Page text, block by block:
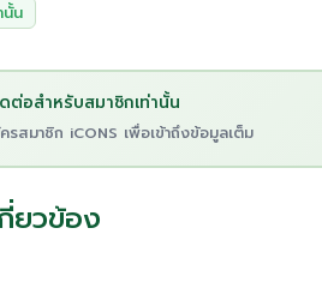
นั้น
ต่อสำหรับสมาชิกเท่านั้น
รสมาชิก iCONS เพื่อเข้าถึงข้อมูลเต็ม
ยวข้อง